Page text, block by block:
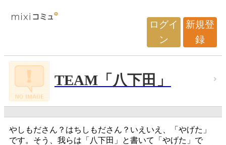
ログイ
ン
新規登
録
TEAM「八下田」
やしもださん？はちしもださん？いえいえ、「やげた」
です。そう、我らは「八下田」と書いて「やげた」で